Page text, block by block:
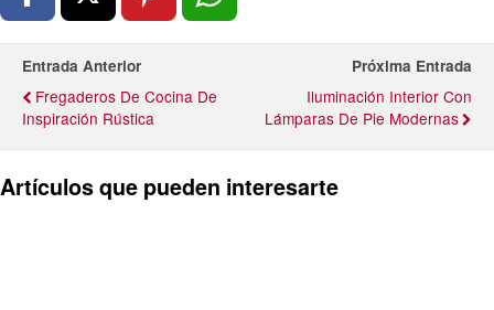
Entrada Anterior
Fregaderos De Cocina De
Inspiración Rústica
Próxima Entrada
Iluminación Interior Con
Lámparas De Pie Modernas
Artículos que pueden interesarte